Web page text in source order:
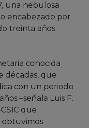
una nebulosa
encabezado por
treinta años
conocida
décadas, que
con un periodo
–señala Luis F.
que
obtuvimos